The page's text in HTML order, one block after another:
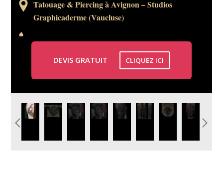
Tatouage & Piercing à Avignon – Studios
Graphicaderme (Vaucluse)
DEVIS GRATUIT CLIQUEZ ICI
Tatouage & Piercing à Avignon – Studios
Graphicaderme (Vaucluse)
DEVIS GRATUIT CLIQUEZ ICI
requin-avignon-graphicaderme-tatouage.jpg
graphicaderme-avignon-
tigre-tiger-realisme-
graphicaderme-
avignon-tiger-tigre-
coccinelle-
tatouage-
lion-